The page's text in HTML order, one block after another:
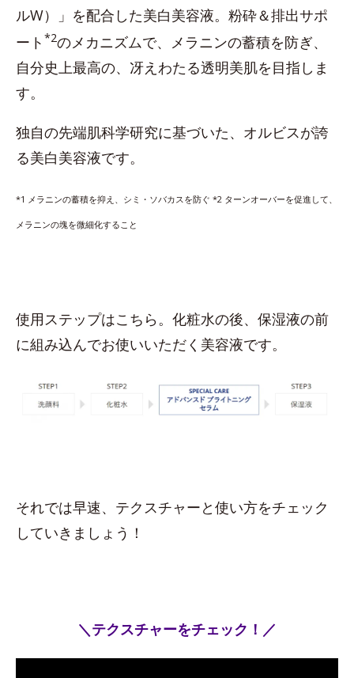
ルW）」を配合した美白美容液。粉砕＆排出サポ
ート *2のメカニズムで、メラニンの蓄積を防ぎ、
自分史上最高の、冴えわたる透明美肌を目指しま
す。
独自の先端肌科学研究に基づいた、オルビスが誇
る美白美容液です。
*1 メラニンの蓄積を抑え、シミ・ソバカスを防ぐ *2 ターンオーバーを促進して、
メラニンの塊を微細化すること
使用ステップはこちら。化粧水の後、保湿液の前
に組み込んでお使いいただく美容液です。
それでは早速、テクスチャーと使い方をチェック
していきましょう！
＼テクスチャーをチェック！／